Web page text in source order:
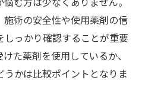
験談から学ぶ岡山のおす
るホワイトニング効果と
術の安全性や使用薬剤の信
っかり確認することが重要
た薬剤を使用しているか、
かは比較ポイントとなりま